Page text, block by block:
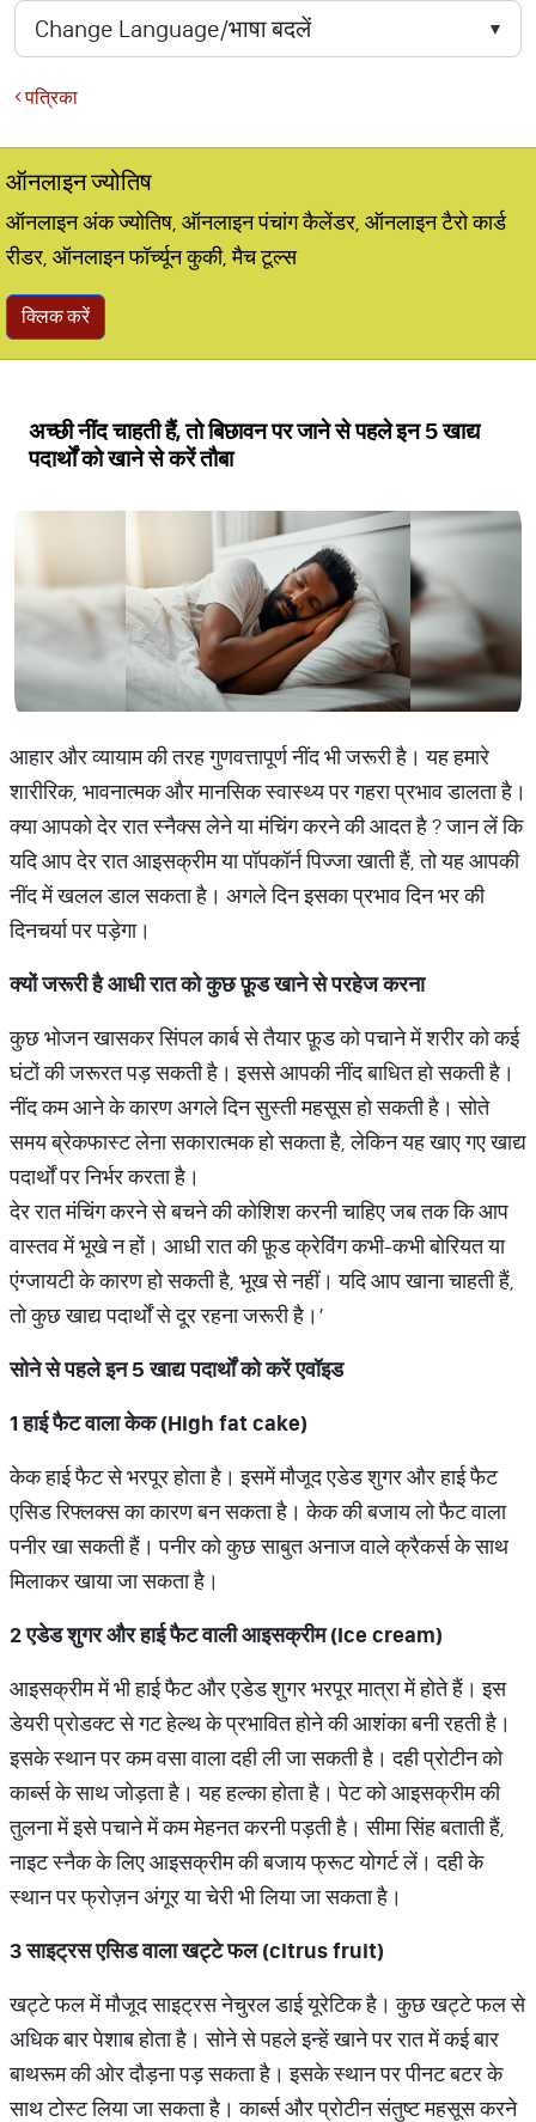
पत्रिका
ऑनलाइन ज्योतिष
ऑनलाइन अंक ज्योतिष, ऑनलाइन पंचांग कैलेंडर, ऑनलाइन टैरो कार्ड
रीडर, ऑनलाइन फॉर्च्यून कुकी, मैच टूल्स
क्लिक करें
अच्छी नींद चाहती हैं, तो बिछावन पर जाने से पहले इन 5 खाद्य
पदार्थों को खाने से करें तौबा
आहार और व्यायाम की तरह गुणवत्तापूर्ण नींद भी जरूरी है। यह हमारे
शारीरिक, भावनात्मक और मानसिक स्वास्थ्य पर गहरा प्रभाव डालता है।
क्या आपको देर रात स्नैक्स लेने या मंचिंग करने की आदत है ? जान लें कि
यदि आप देर रात आइसक्रीम या पॉपकॉर्न पिज्जा खाती हैं, तो यह आपकी
नींद में खलल डाल सकता है। अगले दिन इसका प्रभाव दिन भर की
दिनचर्या पर पड़ेगा।
क्योंजरूरीहैआधीरातकोकुछफ़ूडखानेसेपरहेजकरना
कुछ भोजन खासकर सिंपल कार्ब से तैयार फ़ूड को पचाने में शरीर को कई
घंटों की जरूरत पड़ सकती है। इससे आपकी नींद बाधित हो सकती है।
नींद कम आने के कारण अगले दिन सुस्ती महसूस हो सकती है। सोते
समय ब्रेकफास्ट लेना सकारात्मक हो सकता है, लेकिन यह खाए गए खाद्य
पदार्थों पर निर्भर करता है।
देर रात मंचिंग करने से बचने की कोशिश करनी चाहिए जब तक कि आप
वास्तव में भूखे न हों। आधी रात की फ़ूड क्रेविंग कभी-कभी बोरियत या
एंग्जायटी के कारण हो सकती है, भूख से नहीं। यदि आप खाना चाहती हैं,
तो कुछ खाद्य पदार्थों से दूर रहना जरूरी है।’
सोनेसेपहलेइन5खाद्यपदार्थोंकोकरेंएवॉइड
1हाईफैटवालाकेक(High fat cake)
केक हाई फैट से भरपूर होता है। इसमें मौजूद एडेड शुगर और हाई फैट
एसिड रिफ्लक्स का कारण बन सकता है। केक की बजाय लो फैट वाला
पनीर खा सकती हैं। पनीर को कुछ साबुत अनाज वाले क्रैकर्स के साथ
मिलाकर खाया जा सकता है।
2एडेडशुगरऔरहाईफैटवालीआइसक्रीम(Ice cream)
आइसक्रीम में भी हाई फैट और एडेड शुगर भरपूर मात्रा में होते हैं। इस
डेयरी प्रोडक्ट से गट हेल्थ के प्रभावित होने की आशंका बनी रहती है।
इसके स्थान पर कम वसा वाला दही ली जा सकती है। दही प्रोटीन को
कार्ब्स के साथ जोड़ता है। यह हल्का होता है। पेट को आइसक्रीम की
तुलना में इसे पचाने में कम मेहनत करनी पड़ती है। सीमा सिंह बताती हैं,
नाइट स्नैक के लिए आइसक्रीम की बजाय फ्रूट योगर्ट लें। दही के
स्थान पर फ्रोज़न अंगूर या चेरी भी लिया जा सकता है।
3साइट्रसएसिडवालाखट्टेफल(citrus fruit)
खट्टे फल में मौजूद साइट्रस नेचुरल डाई यूरेटिक है। कुछ खट्टे फल से
अधिक बार पेशाब होता है। सोने से पहले इन्हें खाने पर रात में कई बार
बाथरूम की ओर दौड़ना पड़ सकता है। इसके स्थान पर पीनट बटर के
साथ टोस्ट लिया जा सकता है। कार्ब्स और प्रोटीन संतुष्ट महसूस करने